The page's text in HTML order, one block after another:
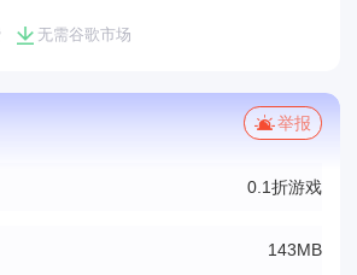
无需谷歌市场
举报
0.1折游戏
143MB